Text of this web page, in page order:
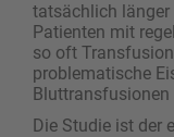
tatsächlich länger
Patienten mit
so oft
problematische
Bluttransfusionen
Die Studie ist der